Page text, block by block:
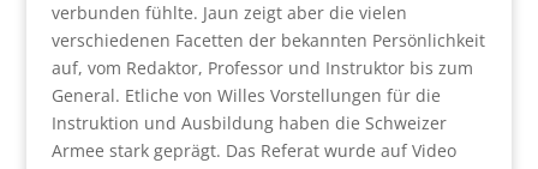
verbunden fühlte. Jaun zeigt aber die vielen
verschiedenen Facetten der bekannten Persönlichkeit
auf, vom Redaktor, Professor und Instruktor bis zum
General. Etliche von Willes Vorstellungen für die
Instruktion und Ausbildung haben die Schweizer
Armee stark geprägt. Das Referat wurde auf Video